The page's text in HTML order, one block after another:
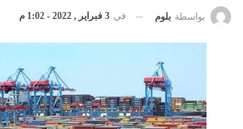
بواسطة بلوم في 3 فبراير , 2022 - 1:02 م